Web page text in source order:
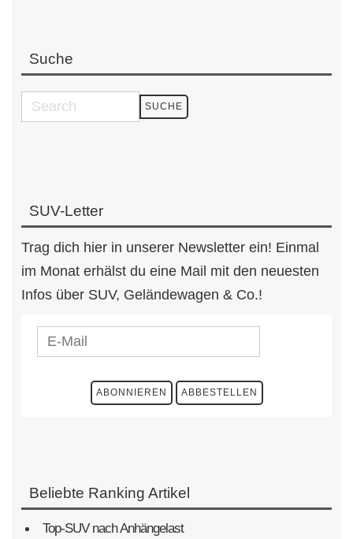
Suche
SUV-Letter
Trag dich hier in unserer Newsletter ein! Einmal
im Monat erhälst du eine Mail mit den neuesten
Infos über SUV, Geländewagen & Co.!
Beliebte Ranking Artikel
Top-SUV nach Anhängelast